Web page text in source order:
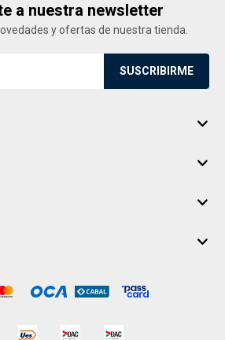
a nuestra newsletter
y ofertas de nuestra tienda.
SUSCRIBIRME